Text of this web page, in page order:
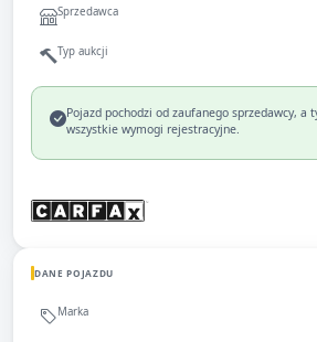
Sprzedawca
Typ aukcji
Pojazd pochodzi od zaufanego sprzedawcy, a
wszystkie wymogi rejestracyjne.
DANE POJAZDU
Marka